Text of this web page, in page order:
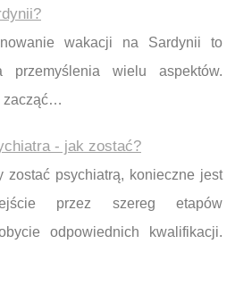
wakacji na Sardynii to
przemyślenia wielu aspektów.
zacząć…
- jak zostać?
zostać psychiatrą, konieczne jest
przez szereg etapów
odpowiednich kwalifikacji.